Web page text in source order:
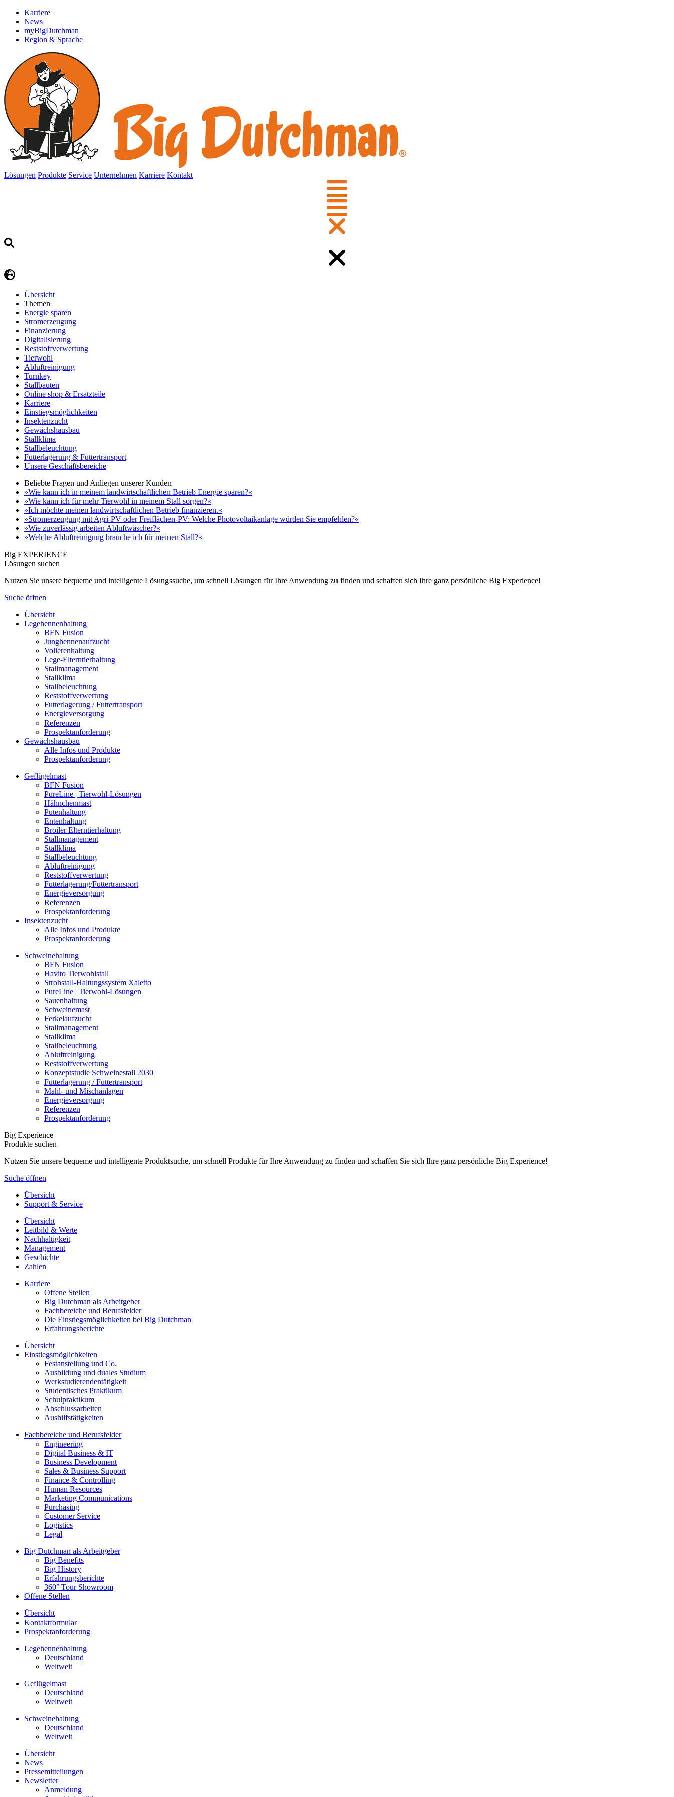
Karriere
News
myBigDutchman
Region & Sprache
Lösungen Produkte Service Unternehmen Karriere Kontakt
Übersicht
Themen
Energie sparen
Stromerzeugung
Finanzierung
Digitalisierung
Reststoffverwertung
Tierwohl
Abluftreinigung
Turnkey
Stallbauten
Online shop & Ersatzteile
Karriere
Einstiegsmöglichkeiten
Insektenzucht
Gewächshausbau
Stallklima
Stallbeleuchtung
Futterlagerung & Futtertransport
Unsere Geschäftsbereiche
Beliebte Fragen und Anliegen unserer Kunden
»Wie kann ich in meinem landwirtschaftlichen Betrieb Energie sparen?«
»Wie kann ich für mehr Tierwohl in meinem Stall sorgen?«
»Ich möchte meinen landwirtschaftlichen Betrieb finanzieren.«
»Stromerzeugung mit Agri-PV oder Freiflächen-PV: Welche Photovoltaikanlage würden Sie empfehlen?«
»Wie zuverlässig arbeiten Abluftwäscher?«
»Welche Abluftreinigung brauche ich für meinen Stall?«
Big EXPERIENCE
Lösungen suchen
Nutzen Sie unsere bequeme und intelligente Lösungssuche, um schnell Lösungen für Ihre Anwendung zu finden und schaffen sich Ihre ganz persönliche Big Experience!
Suche öffnen
Übersicht
Legehennenhaltung
BFN Fusion
Junghennenaufzucht
Volierenhaltung
Lege-Elterntierhaltung
Stallmanagement
Stallklima
Stallbeleuchtung
Reststoffverwertung
Futterlagerung / Futtertransport
Energieversorgung
Referenzen
Prospektanforderung
Gewächshausbau
Alle Infos und Produkte
Prospektanforderung
Geflügelmast
BFN Fusion
PureLine | Tierwohl-Lösungen
Hähnchenmast
Putenhaltung
Entenhaltung
Broiler Elterntierhaltung
Stallmanagement
Stallklima
Stallbeleuchtung
Abluftreinigung
Reststoffverwertung
Futterlagerung/Futtertransport
Energieversorgung
Referenzen
Prospektanforderung
Insektenzucht
Alle Infos und Produkte
Prospektanforderung
Schweinehaltung
BFN Fusion
Havito Tierwohlstall
Strohstall-Haltungssystem Xaletto
PureLine | Tierwohl-Lösungen
Sauenhaltung
Schweinemast
Ferkelaufzucht
Stallmanagement
Stallklima
Stallbeleuchtung
Abluftreinigung
Reststoffverwertung
Konzeptstudie Schweinestall 2030
Futterlagerung / Futtertransport
Mahl- und Mischanlagen
Energieversorgung
Referenzen
Prospektanforderung
Big Experience
Produkte suchen
Nutzen Sie unsere bequeme und intelligente Produktsuche, um schnell Produkte für Ihre Anwendung zu finden und schaffen Sie sich Ihre ganz persönliche Big Experience!
Suche öffnen
Übersicht
Support & Service
Übersicht
Leitbild & Werte
Nachhaltigkeit
Management
Geschichte
Zahlen
Karriere
Offene Stellen
Big Dutchman als Arbeitgeber
Fachbereiche und Berufsfelder
Die Einstiegsmöglichkeiten bei Big Dutchman
Erfahrungsberichte
Übersicht
Einstiegsmöglichkeiten
Festanstellung und Co.
Ausbildung und duales Studium
Werkstudierendentätigkeit
Studentisches Praktikum
Schulpraktikum
Abschlussarbeiten
Aushilfstätigkeiten
Fachbereiche und Berufsfelder
Engineering
Digital Business & IT
Business Development
Sales & Business Support
Finance & Controlling
Human Resources
Marketing Communications
Purchasing
Customer Service
Logistics
Legal
Big Dutchman als Arbeitgeber
Big Benefits
Big History
Erfahrungsberichte
360° Tour Showroom
Offene Stellen
Übersicht
Kontaktformular
Prospektanforderung
Legehennenhaltung
Deutschland
Weltweit
Geflügelmast
Deutschland
Weltweit
Schweinehaltung
Deutschland
Weltweit
Übersicht
News
Pressemitteilungen
Newsletter
Anmeldung